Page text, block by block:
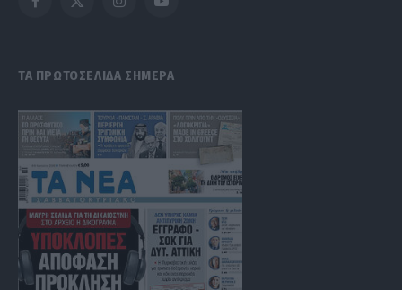
Facebook
X
InstagramYouTube
ΤΑ ΠΡΩΤΟΣΕΛΙΔΑ ΣΗΜΕΡΑ